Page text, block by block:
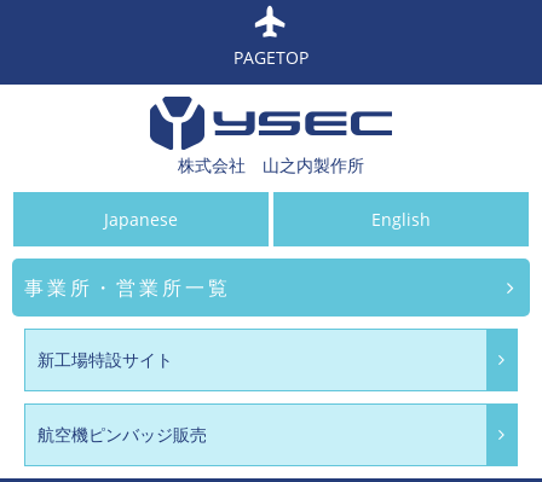
PAGETOP
株式会社 山之内製作所
Japanese English
事業所・営業所一覧
新工場特設サイト
航空機ピンバッジ販売